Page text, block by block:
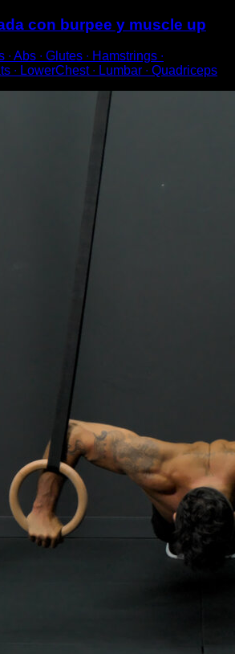
con burpee y muscle up
∙ Abs ∙ Glutes ∙ Hamstrings ∙
∙ LowerChest ∙ Lumbar ∙ Quadriceps